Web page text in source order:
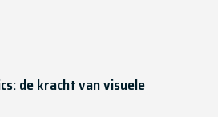
de kracht van visuele